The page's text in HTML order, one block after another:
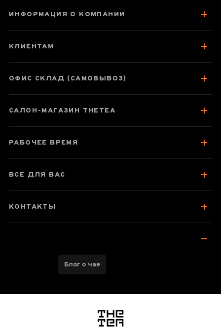
Паспорт товара
О чае
ИНФОРМАЦИЯ О КОМПАНИИ
КЛИЕНТАМ
ОФИС СКЛАД (САМОВЫВОЗ)
САЛОН-МАГАЗИН THETEA
РАБОЧЕЕ ВРЕМЯ
ВСЕ ДЛЯ ВАС
КОНТАКТЫ
Блог о чае
логотип